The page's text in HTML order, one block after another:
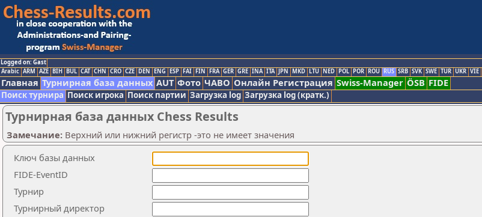
Logged on: Gast
Arabic ARM AZE BIH BUL CAT CHN CRO CZE DEN ENG ESP FAI FIN FRA GER GRE INA ITA JPN MKD LTU NED POL POR ROU RUS SRB SVK SWE TUR UKR VIE
Главная Турнирная база данных AUT Фото ЧАВО Онлайн Регистрация Swiss-Manager ÖSB FIDE
Поиск турнира Поиск игрока Поиск партии Загрузка log Загрузка log (кратк.)
Турнирная база данных Chess Results
Замечание: Верхний или нижний регистр -это не имеет значения
Ключ базы данных
Турнир
Турнирный директор
FIDE-EventID